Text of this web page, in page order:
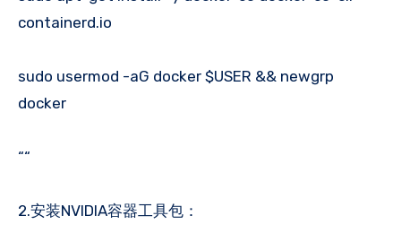
containerd.io
sudo usermod -aG docker $USER && newgrp
docker
““
2.安装NVIDIA容器工具包：